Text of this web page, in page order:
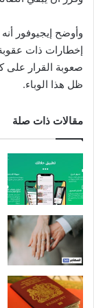
وأوضح إيجيوفور
إخطارات ذات عقوبة
صعوبة القرار على
ظل هذا الوباء.
مقالات ذات صلة